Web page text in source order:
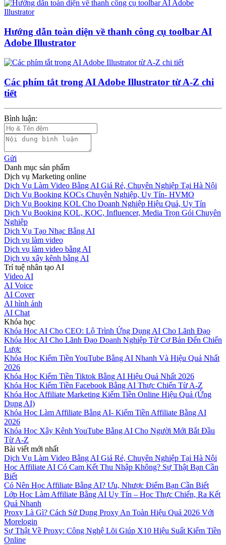
Hướng dẫn toàn diện về thanh công cụ toolbar AI
Adobe Illustrator
Các phím tắt trong AI Adobe Illustrator từ A-Z chi
tiết
Bình luận:
Gửi
Danh mục sản phẩm
Dịch vụ Marketing online
Dịch Vụ Làm Video Bằng AI Giá Rẻ, Chuyên Nghiệp Tại Hà Nội
Dịch Vụ Booking KOCs Chuyên Nghiệp, Uy Tín- HVMO
Dịch Vụ Booking KOL Cho Doanh Nghiệp Hiệu Quả, Uy Tín
Dịch Vụ Booking KOL, KOC, Influencer, Media Trọn Gói Chuyên
Nghiệp
Dịch Vụ Tạo Nhạc Bằng AI
Dịch vụ làm video
Dịch vụ làm video bằng AI
Dịch vụ xây kênh bằng AI
Trí tuệ nhân tạo AI
Video AI
AI Voice
AI Cover
AI hình ảnh
AI Chat
Khóa học
Khóa Học AI Cho CEO: Lộ Trình Ứng Dụng AI Cho Lãnh Đạo
Khóa Học AI Cho Lãnh Đạo Doanh Nghiệp Từ Cơ Bản Đến Chiến
Lược
Khóa Học Kiếm Tiền YouTube Bằng AI Nhanh Và Hiệu Quả Nhất
2026
Khóa Học Kiếm Tiền Tiktok Bằng AI Hiệu Quả Nhất 2026
Khóa Học Kiếm Tiền Facebook Bằng AI Thực Chiến Từ A-Z
Khóa Học Affiliate Marketing Kiếm Tiền Online Hiệu Quả (Ứng
Dụng AI)
Khóa Học Làm Affiliate Bằng AI- Kiếm Tiền Affiliate Bằng AI
2026
Khóa Học Xây Kênh YouTube Bằng AI Cho Người Mới Bắt Đầu
Từ A-Z
Bài viết mới nhất
Dịch Vụ Làm Video Bằng AI Giá Rẻ, Chuyên Nghiệp Tại Hà Nội
Học Affiliate AI Có Cam Kết Thu Nhập Không? Sự Thật Bạn Cần
Biết
Có Nên Học Affiliate Bằng AI? Ưu, Nhược Điểm Bạn Cần Biết
Lớp Học Làm Affiliate Bằng AI Uy Tín – Học Thực Chiến, Ra Kết
Quả Nhanh
Proxy Là Gì? Cách Sử Dụng Proxy An Toàn Hiệu Quả 2026 Với
Morelogin
Sự Thật Về Proxy: Công Nghệ Lõi Giúp X10 Hiệu Suất Kiếm Tiền
Online